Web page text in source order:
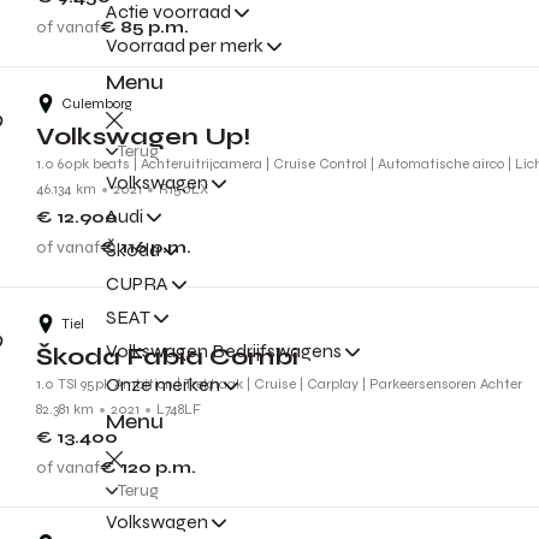
Actie voorraad
Voorraad per merk
Menu
Terug
Volkswagen
Audi
Škoda
CUPRA
SEAT
Volkswagen Bedrijfswagens
Onze merken
Menu
Terug
Volkswagen
of vanaf€ 85 p.m.
Culemborg
Volkswagen Up!
1.0 60pk beats | Achteruitrijcamera | Cruise Control | Automatische airco |
46.134 km
2021 R150LX
€ 12.900
of vanaf€ 116p.m.
Tiel
Škoda Fabia Combi
1.0 TSI 95pk Ambition | Trekhaak | Cruise | Carplay | Parkeersensoren Achter
82.381 km
2021 L748LF
€ 13.400
of vanaf€ 120 p.m.